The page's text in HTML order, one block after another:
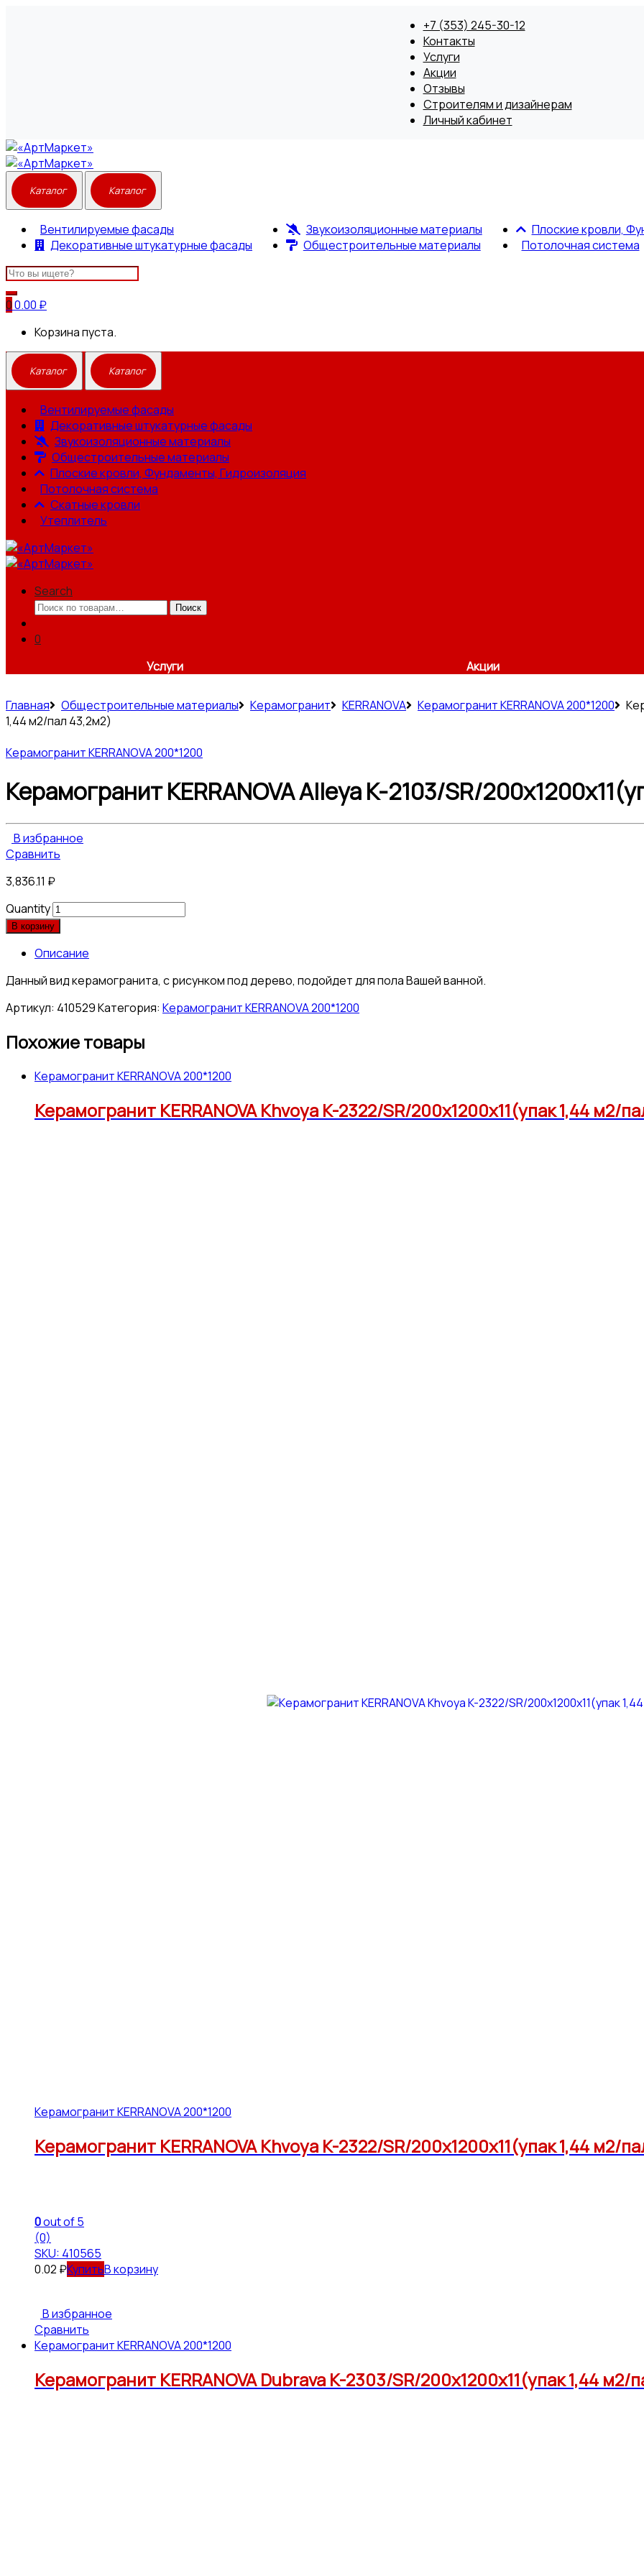
Вентилируемые фасады
Декоративные штукатурные фасады
Звукоизоляционные материалы
Общестроительные материалы
Плоские кровли,
Потолочная система
Search
for:
00.00 ₽
Корзина пуста.
+7 (353) 245-30-12
Контакты
Услуги
Акции
Отзывы
Строителям и дизайнерам
Личный кабинет
Вентилируемые фасады
Декоративные штукатурные фасады
Звукоизоляционные материалы
Общестроительные материалы
Плоские кровли, Фундаменты, Гидроизоляция
Потолочная система
Скатные кровли
Утеплитель
Search
Искать:
Поиск
0
Услуги
Акции
Главная Общестроительные материалы Керамогранит KERRANOVA Керамогранит KERRANOVA 200*1200
1,44 м2/пал 43,2м2)
Керамогранит KERRANOVA 200*1200
Керамогранит KERRANOVA Alleya K-2103/SR/
В избранное
Сравнить
3,836.11 ₽
Quantity
В корзину
Описание
Данный вид керамогранита, с рисунком под дерево, подойдет для пола Вашей ванной.
Артикул: 410529Категория: Керамогранит KERRANOVA 200*1200
Похожие товары
Керамогранит KERRANOVA 200*1200
Керамогранит KERRANOVA Khvoya K-2322/SR/200x1200x11(упак 1,44 м2/
Керамогранит KERRANOVA 200*1200
Керамогранит KERRANOVA Khvoya K-2322/SR/200x1200x11(упак 1,44 м2/
0out of 5
(0)
SKU: 410565
0.02 ₽ В корзину
В избранное
Сравнить
Керамогранит KERRANOVA 200*1200
Керамогранит KERRANOVA Dubrava K-2303/SR/200x1200x11(упак 1,44 м2/